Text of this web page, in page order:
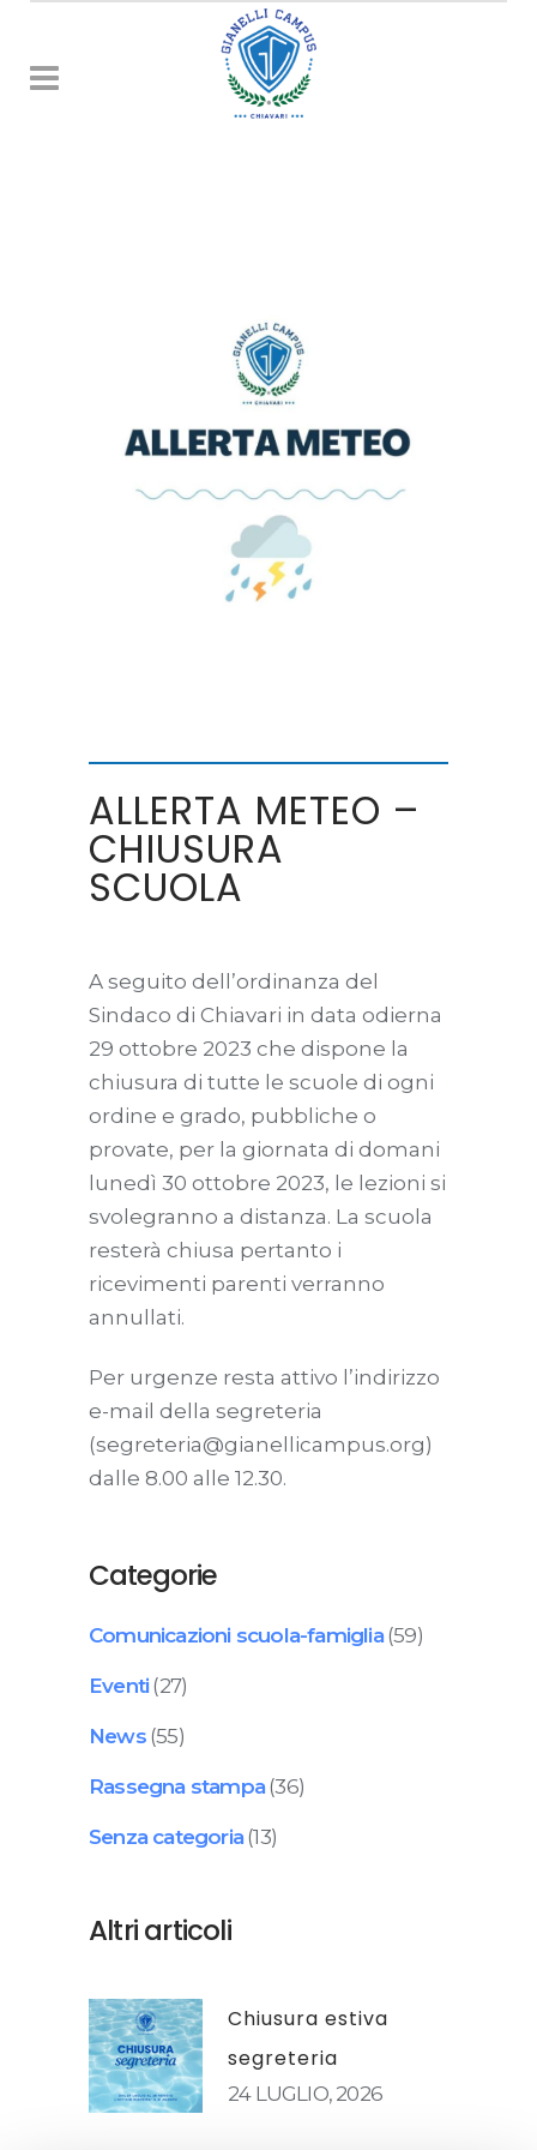
ALLERTA METEO –
CHIUSURA
SCUOLA
A seguito dell’ordinanza del
Sindaco di Chiavari in data odierna
29 ottobre 2023 che dispone la
chiusura di tutte le scuole di ogni
ordine e grado, pubbliche o
provate, per la giornata di domani
lunedì 30 ottobre 2023, le lezioni si
svolegranno a distanza. La scuola
resterà chiusa pertanto i
ricevimenti parenti verranno
annullati.
Per urgenze resta attivo l’indirizzo
e-mail della segreteria
(segreteria@gianellicampus.org)
dalle 8.00 alle 12.30.
Categorie
Comunicazioni scuola-famiglia(59)
Eventi(27)
News(55)
Rassegna stampa(36)
Senza categoria(13)
Altri articoli
Chiusura estiva
segreteria
24 LUGLIO, 2026